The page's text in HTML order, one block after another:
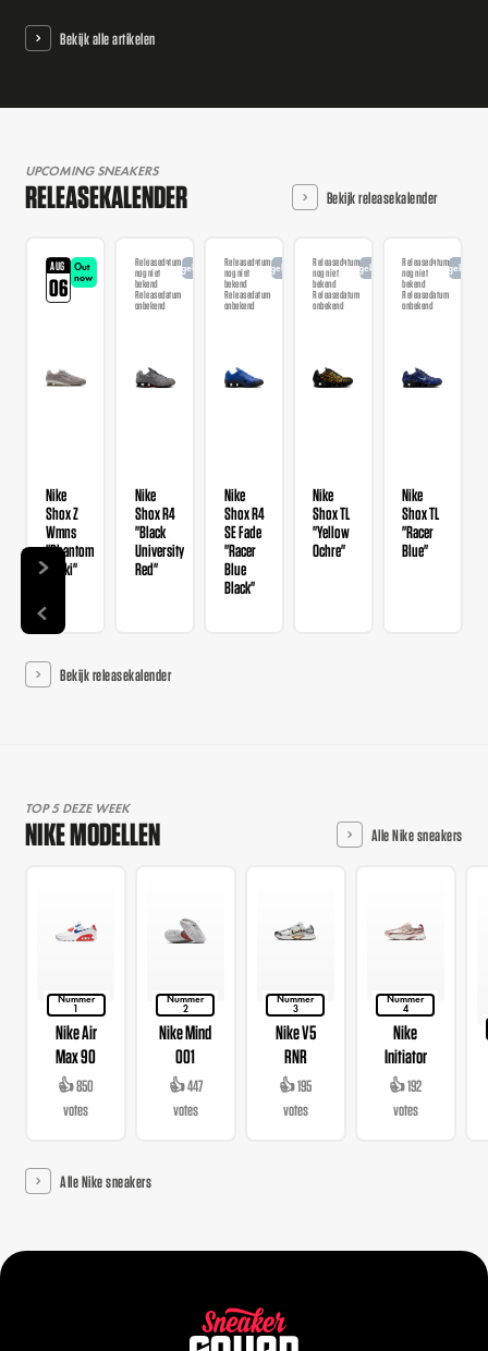
Bekijk alle artikelen
UPCOMING SNEAKERS
RELEASEKALENDER Bekijk releasekalender
AUG
06
Out
now
Nike
Shox Z
Wmns
"Phantom
Khaki"
Releasedatum
nog niet
bekend
Releasedatum
onbekend
Aangekondigd
Nike
Shox R4
"Black
University
Red"
Releasedatum
nog niet
bekend
Releasedatum
onbekend
Aangekondigd
Nike
Shox R4
SE Fade
"Racer
Blue
Black"
Releasedatum
nog niet
bekend
Releasedatum
onbekend
Aangekondigd
Nike
Shox TL
"Yellow
Ochre"
Releasedatum
nog niet
bekend
Releasedatum
onbekend
Nike
Shox TL
"Racer
Blue"
Bekijk releasekalender
TOP 5 DEZE WEEK
NIKE MODELLEN Alle Nike sneakers
Nummer
1
Nike Air
Max 90
👍 850
votes
Nummer
2
Nike Mind
001
👍 447
votes
Nummer
3
Nike V5
RNR
👍 195
votes
Nummer
4
Nike
Initiator
👍 192
votes
Alle Nike sneakers